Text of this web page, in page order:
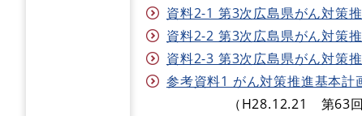
資料2-1 第3次広島県がん対策
資料2-2 第3次広島県がん対策
資料2-3 第3次広島県がん対策
参考資料1 がん対策推進基本計
（H28.12.21 第63回がん